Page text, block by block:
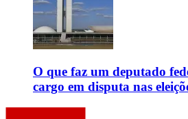
O que faz um deputado
cargo em disputa nas